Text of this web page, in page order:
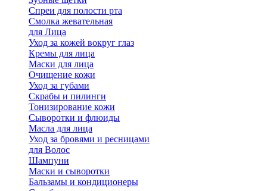
Спреи для полости рта
Смолка жевательная
для Лица
Уход за кожей вокруг глаз
Кремы для лица
Маски для лица
Очищение кожи
Уход за губами
Скрабы и пилинги
Тонизирование кожи
Сыворотки и флюиды
Масла для лица
Уход за бровями и ресницами
для Волос
Шампуни
Маски и сыворотки
Бальзамы и кондиционеры